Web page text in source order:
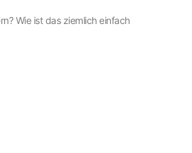
Wie ist das ziemlich einfach